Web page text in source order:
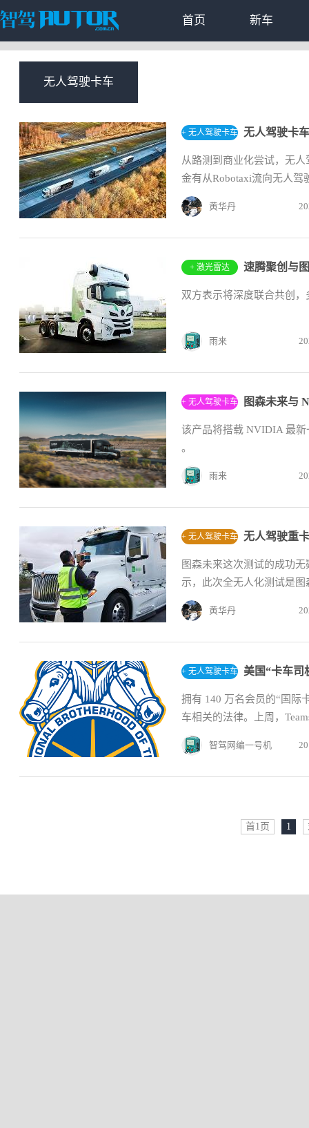
首页 新车
无人驾驶卡车
+ 无人驾驶卡车 无人驾驶卡
从路测到商业化尝试，无
金有从Robotaxi流向无人驾
黄华丹
+ 激光雷达
双方表示将深度联合共创
雨来
+ 无人驾驶卡车 图森未来与
该产品将搭载 NVIDIA 最
。
雨来
+ 无人驾驶卡车
图森未来这次测试的成功
示，此次全无人化测试是
2...
黄华丹
+ 无人驾驶卡车 美国“卡车司
拥有 140 万名会员的“国际
车相关的法律。上周，
智驾网编一号机
首1页 1